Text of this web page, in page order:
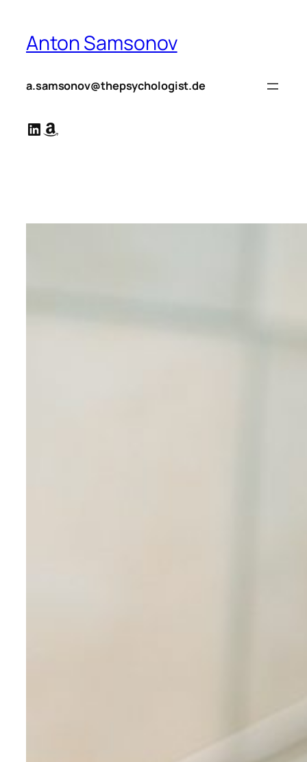
springen
Anton Samsonov
a.samsonov@thepsychologist.de
LinkedIn
Amazon